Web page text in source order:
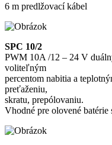
6 m predlžovací kábel
SPC 10/2
PWM 10A /12 – 24 V
voliteľným
percentom nabitia a
preťaženiu,
skratu, prepólovaniu.
Vhodné pre olovené